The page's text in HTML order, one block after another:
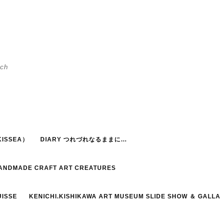
） DIARY つれづれなるままに…
CRAFT ART CREATURES
KENICHI.KISHIKAWA ART MUSEUM SLIDE SHOW ＆